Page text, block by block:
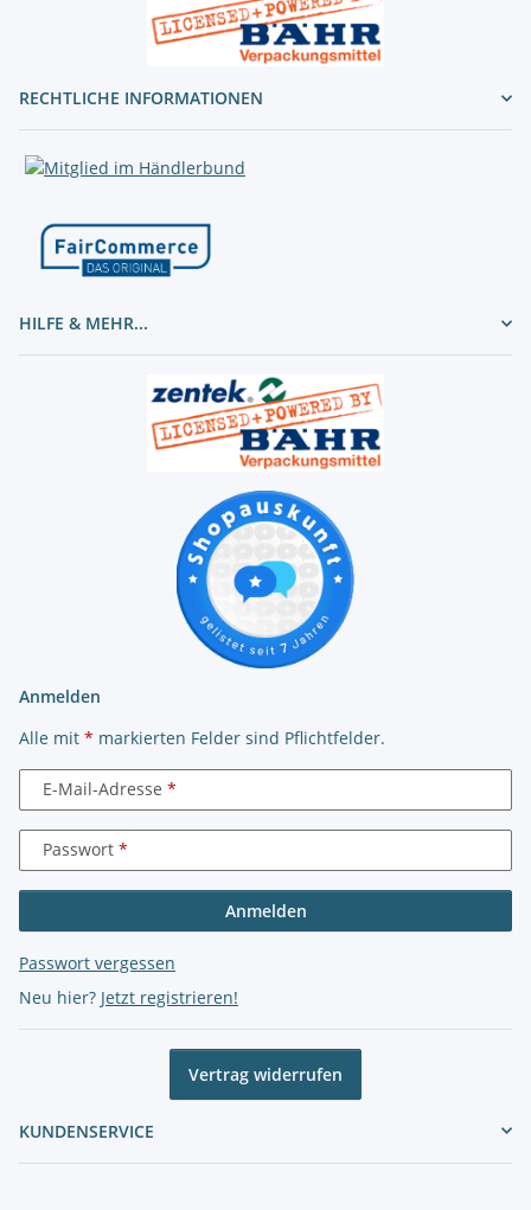
RECHTLICHE INFORMATIONEN
HILFE & MEHR...
Anmelden
Alle mit * markierten Felder sind Pflichtfelder.
E-Mail-Adresse
Passwort
Anmelden
Passwort vergessen
Neu hier? Jetzt registrieren!
Vertrag widerrufen
KUNDENSERVICE